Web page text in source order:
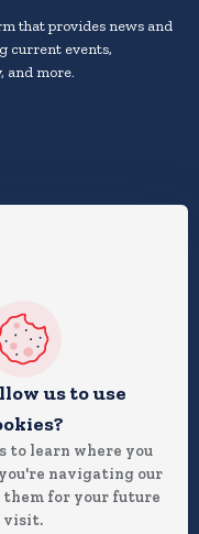
us to use
to learn where you
navigating our
them for your future
visit.
that provides news and
current events,
and more.